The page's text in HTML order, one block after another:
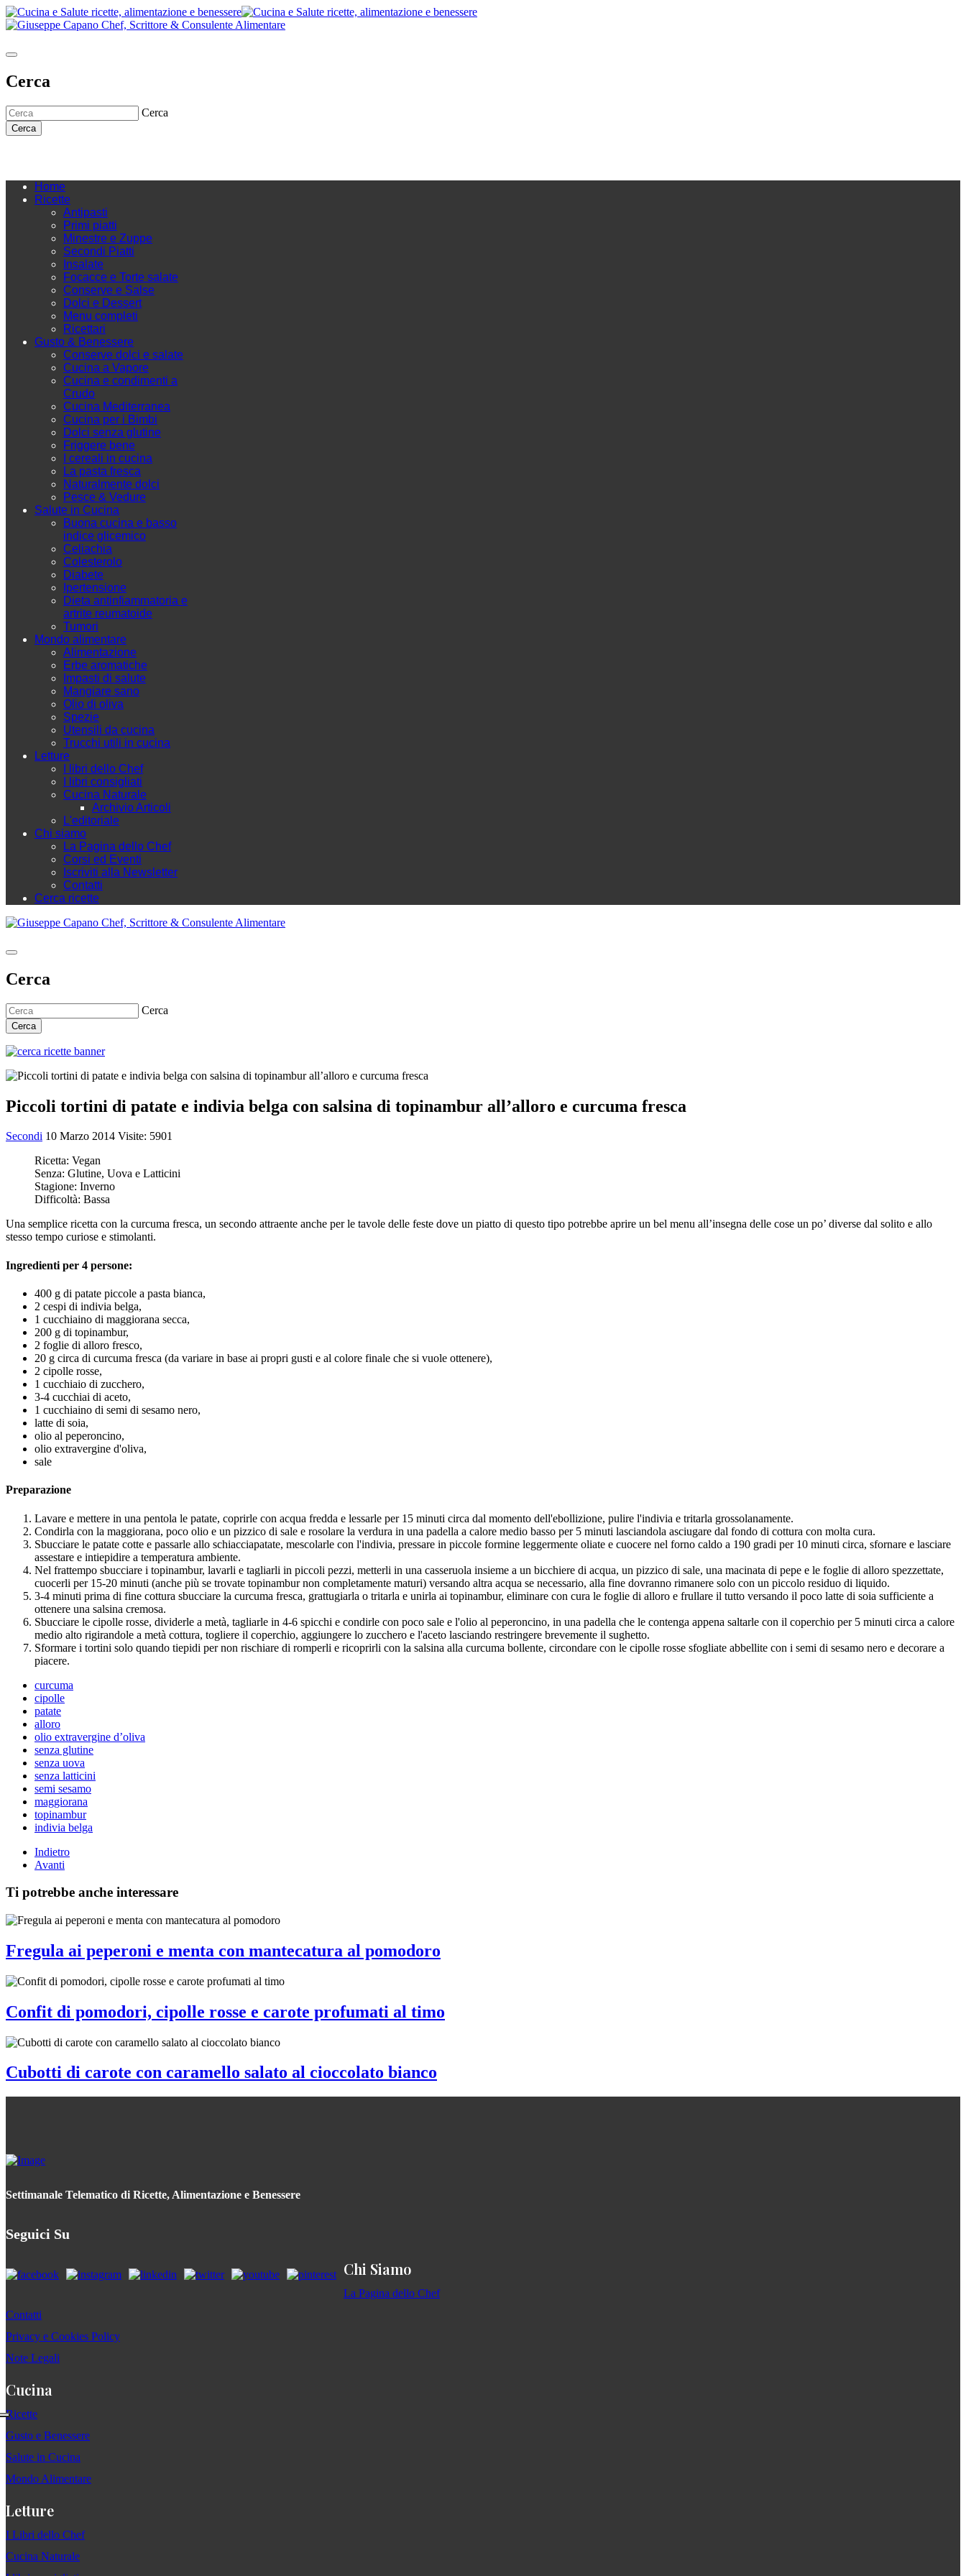
Cerca
Cerca
Cerca
Home
Ricette
Antipasti
Primi piatti
Minestre e Zuppe
Secondi Piatti
Insalate
Focacce e Torte salate
Conserve e Salse
Dolci e Dessert
Menu completi
Ricettari
Gusto & Benessere
Conserve dolci e salate
Cucina a Vapore
Cucina e condimenti a
Crudo
Cucina Mediterranea
Cucina per i Bimbi
Dolci senza glutine
Friggere bene
I cereali in cucina
La pasta fresca
Naturalmente dolci
Pesce & Vedure
Salute in Cucina
Buona cucina e basso
indice glicemico
Celiachia
Colesterolo
Diabete
Ipertensione
Dieta antinfiammatoria e
artrite reumatoide
Tumori
Mondo alimentare
Alimentazione
Erbe aromatiche
Impasti di salute
Mangiare sano
Olio di oliva
Spezie
Utensili da cucina
Trucchi utili in cucina
Letture
I libri dello Chef
I libri consigliati
Cucina Naturale
Archivio Articoli
L'editoriale
Chi siamo
La Pagina dello Chef
Corsi ed Eventi
Iscriviti alla Newsletter
Contatti
Cerca ricette
Cerca
Cerca
Cerca
Piccoli tortini di patate e indivia belga con salsina di topinambur all’alloro e curcuma fresca
Secondi 10 Marzo 2014 Visite: 5901
Ricetta: Vegan
Senza: Glutine, Uova e Latticini
Stagione: Inverno
Difficoltà: Bassa
Una semplice ricetta con la curcuma fresca, un secondo attraente anche per le tavole delle feste dove un piatto di questo tipo potrebbe aprire un bel menu all’insegna delle cose un po’ diverse dal solito e allo
stesso tempo curiose e stimolanti.
Ingredienti per 4 persone:
400 g di patate piccole a pasta bianca,
2 cespi di indivia belga,
1 cucchiaino di maggiorana secca,
200 g di topinambur,
2 foglie di alloro fresco,
20 g circa di curcuma fresca (da variare in base ai propri gusti e al colore finale che si vuole ottenere),
2 cipolle rosse,
1 cucchiaio di zucchero,
3-4 cucchiai di aceto,
1 cucchiaino di semi di sesamo nero,
latte di soia,
olio al peperoncino,
olio extravergine d'oliva,
sale
Preparazione
Lavare e mettere in una pentola le patate, coprirle con acqua fredda e lessarle per 15 minuti circa dal momento dell'ebollizione, pulire l'indivia e tritarla grossolanamente.
Condirla con la maggiorana, poco olio e un pizzico di sale e rosolare la verdura in una padella a calore medio basso per 5 minuti lasciandola asciugare dal fondo di cottura con molta cura.
Sbucciare le patate cotte e passarle allo schiacciapatate, mescolarle con l'indivia, pressare in piccole formine leggermente oliate e cuocere nel forno caldo a 190 gradi per 10 minuti circa, sfornare e lasciare
assestare e intiepidire a temperatura ambiente.
Nel frattempo sbucciare i topinambur, lavarli e tagliarli in piccoli pezzi, metterli in una casseruola insieme a un bicchiere di acqua, un pizzico di sale, una macinata di pepe e le foglie di alloro spezzettate,
cuocerli per 15-20 minuti (anche più se trovate topinambur non completamente maturi) versando altra acqua se necessario, alla fine dovranno rimanere solo con un piccolo residuo di liquido.
3-4 minuti prima di fine cottura sbucciare la curcuma fresca, grattugiarla o tritarla e unirla ai topinambur, eliminare con cura le foglie di alloro e frullare il tutto versando il poco latte di soia sufficiente a
ottenere una salsina cremosa.
Sbucciare le cipolle rosse, dividerle a metà, tagliarle in 4-6 spicchi e condirle con poco sale e l'olio al peperoncino, in una padella che le contenga appena saltarle con il coperchio per 5 minuti circa a calore
medio alto rigirandole a metà cottura, togliere il coperchio, aggiungere lo zucchero e l'aceto lasciando restringere brevemente il sughetto.
Sformare i tortini solo quando tiepidi per non rischiare di romperli e ricoprirli con la salsina alla curcuma bollente, circondare con le cipolle rosse sfogliate abbellite con i semi di sesamo nero e decorare a
piacere.
curcuma
cipolle
patate
alloro
olio extravergine d’oliva
senza glutine
senza uova
senza latticini
semi sesamo
maggiorana
topinambur
indivia belga
Indietro
Avanti
Ti potrebbe anche interessare
Fregula ai peperoni e menta con mantecatura al pomodoro
Confit di pomodori, cipolle rosse e carote profumati al timo
Cubotti di carote con caramello salato al cioccolato bianco
Settimanale Telematico di Ricette, Alimentazione e Benessere
Seguici Su
Chi Siamo
La Pagina dello Chef
Contatti
Privacy e Cookies Policy
Note Legali
Cucina
Ricette
Gusto e Benessere
Salute in Cucina
Mondo Alimentare
Letture
I Libri dello Chef
Cucina Naturale